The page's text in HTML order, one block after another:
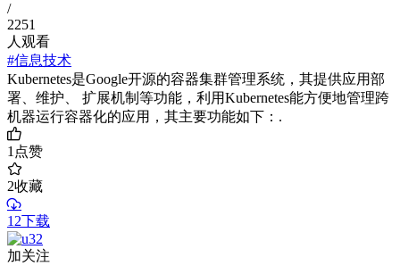
/
2251
人观看
#信息技术
Kubernetes是Google开源的容器集群管理系统，其提供应用部
署、维护、 扩展机制等功能，利用Kubernetes能方便地管理跨
机器运行容器化的应用，其主要功能如下：.
1点赞
2收藏
12下载
加关注